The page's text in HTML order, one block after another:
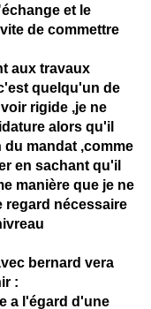
et le
de commettre
aux travaux
quelqu'un de
rigide ,je ne
alors qu'il
du mandat ,comme
en sachant qu'il
manière que je ne
regard nécessaire
bernard vera
:
a l'égard d'une